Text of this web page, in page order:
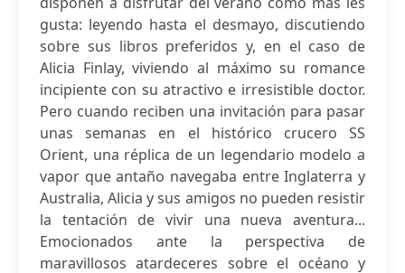
gusta: leyendo hasta el desmayo, discutiendo
sobre sus libros preferidos y, en el caso de
Alicia Finlay, viviendo al máximo su romance
incipiente con su atractivo e irresistible doctor.
Pero cuando reciben una invitación para pasar
unas semanas en el histórico crucero SS
Orient, una réplica de un legendario modelo a
vapor que antaño navegaba entre Inglaterra y
Australia, Alicia y sus amigos no pueden resistir
la tentación de vivir una nueva aventura...
Emocionados ante la perspectiva de
maravillosos atardeceres sobre el océano y